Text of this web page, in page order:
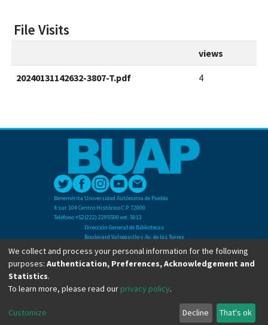
File Visits
views
20240131142632-3807-T.pdf 4
Benemérita Universidad Autónoma de Puebla
4 sur 104 Centro Histórico C.P. 72000
Teléfono +52(222) 2295500 ext. 5013
Dirección General de Bibliotecas
Boulevard Valsequillo y Av. de las Torres
Ciudad Universitaria. Col. San Manuel
C.P. 72570
Teléfono +52 (222) 2295500 Ext 2901
Copyright © Dirección General de Bibliotecas - BUAP 2024. All right reserved.
We collect and process your personal information for the following
purposes: Authentication, Preferences, Acknowledgement and
Statistics.
To learn more, please read our privacy policy.
Customize Decline That's ok